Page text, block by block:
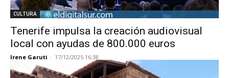
CULTURA
Tenerife impulsa la creación audiovisual
local con ayudas de 800.000 euros
Irene Garuti - 17/12/2025 16:38